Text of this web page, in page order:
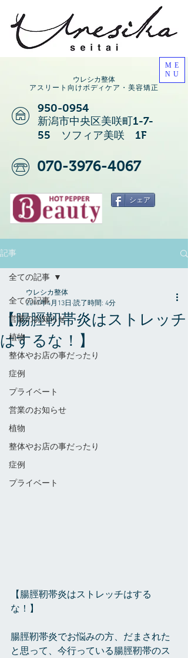
ウレシカ整体
アスリート向けボディケア・美容矯正
ME
NU
950-0954
新潟市中央区美咲町1-7-
55 ソフィア美咲 1F
070-3976-4067
シェア
記事
全ての記事
営業のお知らせ
植物
整体やお店の事だったり
症例
プライベート
営業のお知らせ
植物
整体やお店の事だったり
症例
プライベート
全ての記事
【腸脛靭帯炎はストレッチ
はするな！】
ウレシカ整体
2017年4月13日 読了時間: 4分
【腸脛靭帯炎はストレッチはする
な！】
腸脛靭帯炎でお悩みの方、だまされた
と思って、今行っている腸脛靭帯のス